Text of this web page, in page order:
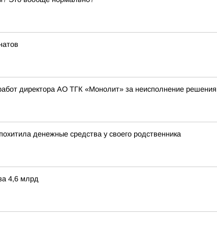
директора АО ТГК «Монолит» за неисполнение
денежные средства у своего родственника
4,6 млрд